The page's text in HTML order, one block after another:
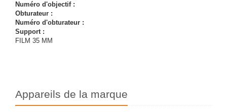
Numéro d'objectif :
Obturateur :
Numéro d'obturateur :
Support :
FILM 35 MM
Appareils de la marque